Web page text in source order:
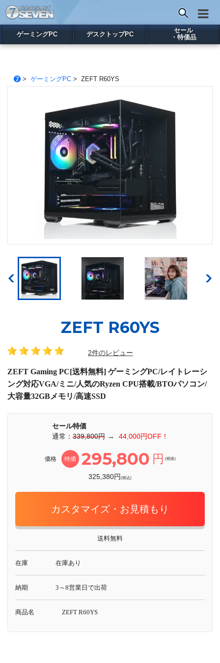
ゲーミングPC デスクトップPC
セール
・特価品
> ゲーミングPC> ZEFT R60YS
ZEFT R60YS
2件のレビュー
ZEFT Gaming PC[送料無料] ゲーミングPC/レイトレーシ
ング対応VGA/ミニ/人気のRyzen CPU搭載/BTOパソコン/
大容量32GBメモリ/高速SSD
セール特価
通常：339,800円 → 44,000円OFF！
価格 特価 295,800 円 (税抜)
325,380円(税込)
カスタマイズ・お見積もり
送料無料
在庫 在庫あり
納期 3～8営業日で出荷
商品名 ZEFT R60YS